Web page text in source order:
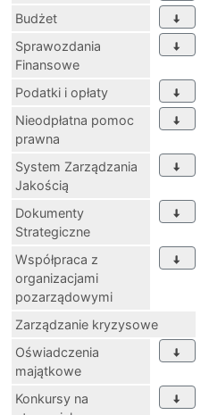
Budżet
Sprawozdania
Finansowe
Podatki i opłaty
Nieodpłatna pomoc
prawna
System Zarządzania
Jakością
Dokumenty
Strategiczne
Współpraca z
organizacjami
pozarządowymi
Zarządzanie kryzysowe
Oświadczenia
majątkowe
Konkursy na